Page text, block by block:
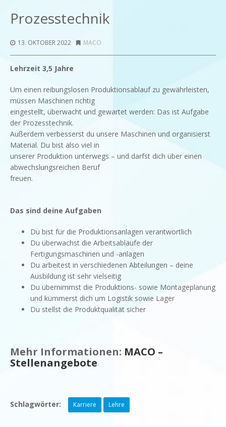
Prozesstechnik
13. OKTOBER 2022 MACO
Lehrzeit 3,5 Jahre
Um einen reibungslosen Produktionsablauf zu gewährleisten,
müssen Maschinen richtig
eingestellt, überwacht und gewartet werden: Das ist Aufgabe
der Prozesstechnik.
Außerdem verbesserst du unsere Maschinen und organisierst
Material. Du bist also viel in
unserer Produktion unterwegs – und darfst dich über einen
abwechslungsreichen Beruf
freuen.
Das sind deine Aufgaben
Du bist für die Produktionsanlagen verantwortlich
Du überwachst die Arbeitsabläufe der
Fertigungsmaschinen und -anlagen
Du arbeitest in verschiedenen Abteilungen – deine
Ausbildung ist sehr vielseitig
Du übernimmst die Produktions- sowie Montageplanung
und kümmerst dich um Logistik sowie Lager
Du stellst die Produktqualität sicher
Mehr Informationen: MACO –
Stellenangebote
Schlagwörter: Karriere Lehre